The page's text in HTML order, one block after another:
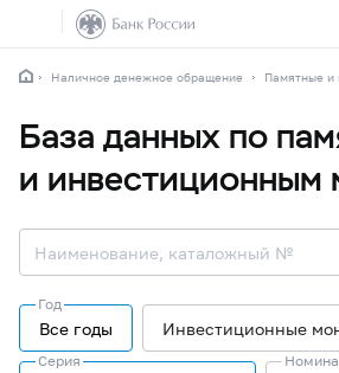
Наличное денежное обращение Памятные и
База данных по
и инвестиционным
Год
Все годы Инвестиционные
Серия